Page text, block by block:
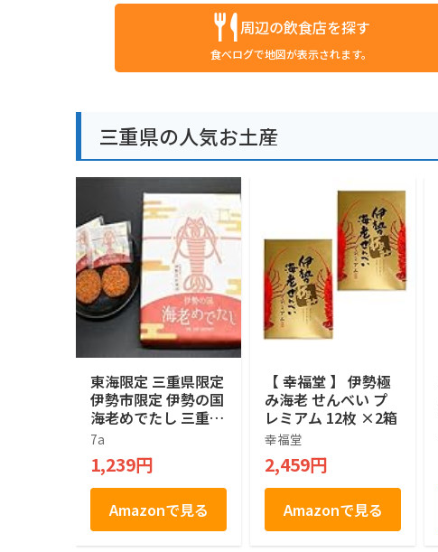
周辺の飲食店を探す
食べログで地図が表示されます。
三重県の人気お土産
東海限定 三重県限定
伊勢市限定 伊勢の国
海老めでたし 三重県
産伊勢えび使用 ISE
EBI SENBEI 焼菓子 1
4個 煎餅 せんべい
7a
1,239円
Amazonで見る
【 幸福堂 】 伊勢極
み海老 せんべい プ
レミアム 12枚 ×2箱
幸福堂
2,459円
Amazonで見る